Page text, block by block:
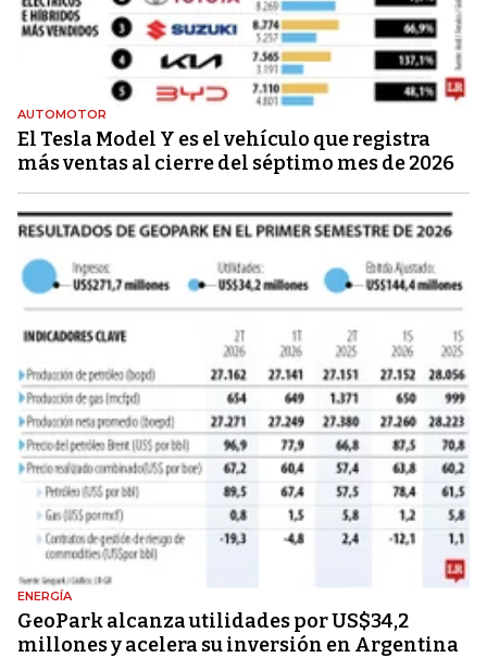
AUTOMOTOR
El Tesla Model Y es el vehículo que registra
más ventas al cierre del séptimo mes de 2026
ENERGÍA
GeoPark alcanza utilidades por US$34,2
millones y acelera su inversión en Argentina